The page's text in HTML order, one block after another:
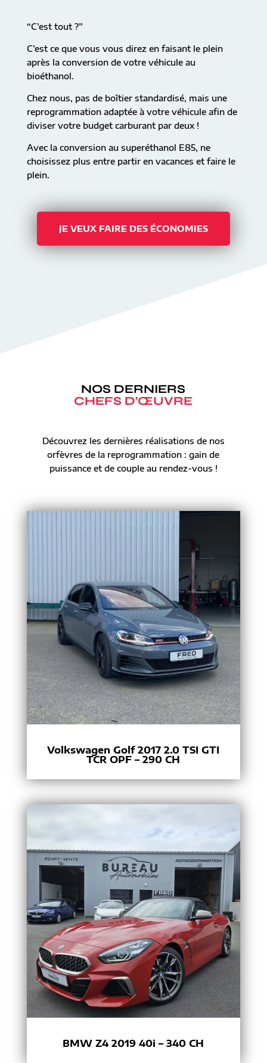
“C’est tout ?”
C’est ce que vous vous direz en faisant le plein
après la conversion de votre véhicule au
bioéthanol.
Chez nous, pas de boîtier standardisé, mais une
reprogrammation adaptée à votre véhicule afin de
diviser votre budget carburant par deux !
Avec la conversion au superéthanol E85, ne
choisissez plus entre partir en vacances et faire le
plein.
JE VEUX FAIRE DES ÉCONOMIES
NOS DERNIERS
CHEFS D’ŒUVRE
Découvrez les dernières réalisations de nos
orfèvres de la reprogrammation : gain de
puissance et de couple au rendez-vous !
Volkswagen Golf 2017 2.0 TSI GTI
TCR OPF – 290 CH
BMW Z4 2019 40i – 340 CH